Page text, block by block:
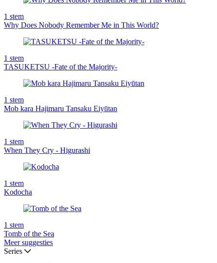
1 stem
Why Does Nobody Remember Me in This World?
1 stem
TASUKETSU -Fate of the Majority-
1 stem
Mob kara Hajimaru Tansaku Eiyūtan
1 stem
When They Cry - Higurashi
1 stem
Kodocha
1 stem
Tomb of the Sea
Meer suggesties
Series